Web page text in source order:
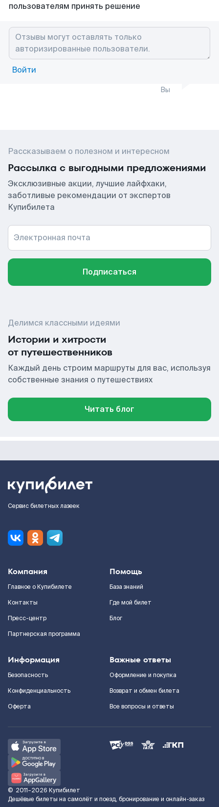
пользователям принять решение
Войти
Вы
Рассказываем о полезном и интересном
Рассылка с выгодными предложениями
Эксклюзивные акции, лучшие лайфхаки,
заботливые рекомендации от экспертов
Купибилета
Электронная почта
Подписаться
Делимся классными идеями
Истории и хитрости
от путешественников
Каждый день строим маршруты для вас, используя
собственные знания о путешествиях
Читать блог
Сервис билетных лазеек
Компания
Главное о Купибилете
Контакты
Пресс-центр
Партнерская программа
Помощь
База знаний
Где мой билет
Блог
Информация
Безопасность
Конфиденциальность
Оферта
Важные ответы
Оформление и покупка
Возврат и обмен билета
Все вопросы и ответы
© 2011–2026 Купибилет
Дешёвые билеты на самолёт и поезд, бронирование и онлайн-заказ